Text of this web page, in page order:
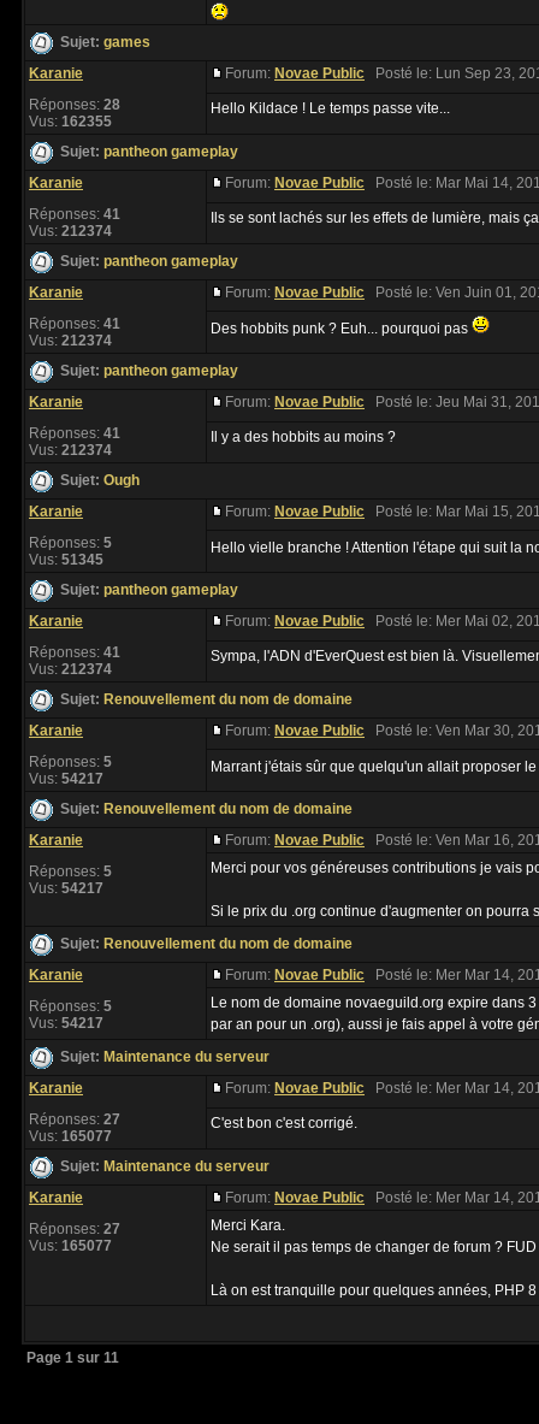
Sujet: games
Karanie
Réponses: 28
Vus: 162355
Forum: Novae Public Posté le: Lun Sep 23,
Hello Kildace ! Le temps passe vite...
Sujet: pantheon gameplay
Karanie
Réponses: 41
Vus: 212374
Forum: Novae Public Posté le: Mar Mai 14,
Ils se sont lachés sur les effets de lumière, mais
Sujet: pantheon gameplay
Karanie
Réponses: 41
Vus: 212374
Forum: Novae Public Posté le: Ven Juin 01,
Des hobbits punk ? Euh... pourquoi pas
Sujet: pantheon gameplay
Karanie
Réponses: 41
Vus: 212374
Forum: Novae Public Posté le: Jeu Mai 31,
Il y a des hobbits au moins ?
Sujet: Ough
Karanie
Réponses: 5
Vus: 51345
Forum: Novae Public Posté le: Mar Mai 15,
Hello vielle branche ! Attention l'étape qui suit la
Sujet: pantheon gameplay
Karanie
Réponses: 41
Vus: 212374
Forum: Novae Public Posté le: Mer Mai 02,
Sympa, l'ADN d'EverQuest est bien là.
Sujet: Renouvellement du nom de domaine
Karanie
Réponses: 5
Vus: 54217
Forum: Novae Public Posté le: Ven Mar 30,
Marrant j'étais sûr que quelqu'un allait proposer
Sujet: Renouvellement du nom de domaine
Karanie
Réponses: 5
Vus: 54217
Forum: Novae Public Posté le: Ven Mar 16,
Merci pour vos généreuses contributions je vais
Si le prix du .org continue d'augmenter on pourra
Sujet: Renouvellement du nom de domaine
Karanie
Réponses: 5
Vus: 54217
Forum: Novae Public Posté le: Mer Mar 14,
Le nom de domaine novaeguild.org expire dans
par an pour un .org), aussi je fais appel à votre
Sujet: Maintenance du serveur
Karanie
Réponses: 27
Vus: 165077
Forum: Novae Public Posté le: Mer Mar 14,
C'est bon c'est corrigé.
Sujet: Maintenance du serveur
Karanie
Réponses: 27
Vus: 165077
Forum: Novae Public Posté le: Mer Mar 14,
Merci Kara.
Ne serait il pas temps de changer de forum ? FUD
Là on est tranquille pour quelques années, PHP
Page 1 sur 11